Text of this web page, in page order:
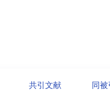
共引文献 同